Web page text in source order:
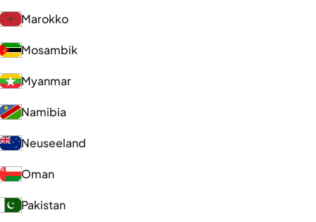
Marokko
Mosambik
Myanmar
Namibia
Neuseeland
Oman
Pakistan